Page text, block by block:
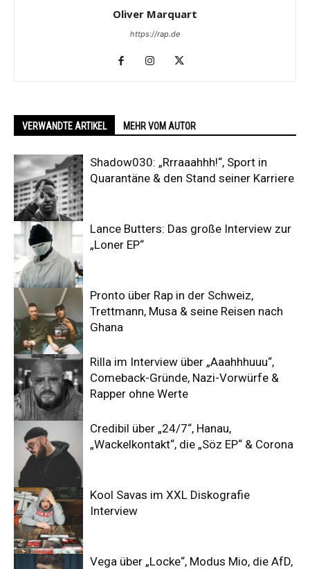
Oliver Marquart
https://rap.de
VERWANDTE ARTIKEL MEHR VOM AUTOR
Shadow030: „Rrraaahhh!“, Sport in
Quarantäne & den Stand seiner Karriere
Lance Butters: Das große Interview zur
„Loner EP“
Pronto über Rap in der Schweiz,
Trettmann, Musa & seine Reisen nach
Ghana
Rilla im Interview über „Aaahhhuuu“,
Comeback-Gründe, Nazi-Vorwürfe &
Rapper ohne Werte
Credibil über „24/7“, Hanau,
„Wackelkontakt“, die „Söz EP“ & Corona
Kool Savas im XXL Diskografie
Interview
Vega über „Locke“, Modus Mio, die AfD,